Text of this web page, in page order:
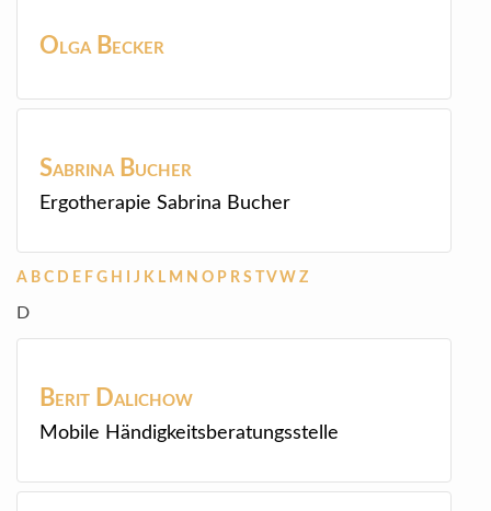
Olga Becker
Sabrina Bucher
Ergotherapie Sabrina Bucher
A B C D E F G H J K L M N O P R S TV W Z
D
Berit Dalichow
Mobile Händigkeitsberatungsstelle